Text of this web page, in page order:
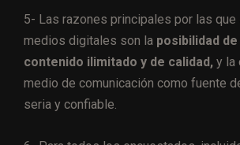
5- Las razones principales por las
medios digitales son la posibilidad
contenido ilimitado y de calidad, y la
medio de comunicación como fuente
seria y confiable.